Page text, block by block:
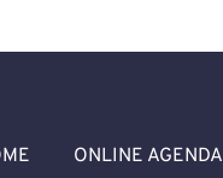
ONLINE AGENDA